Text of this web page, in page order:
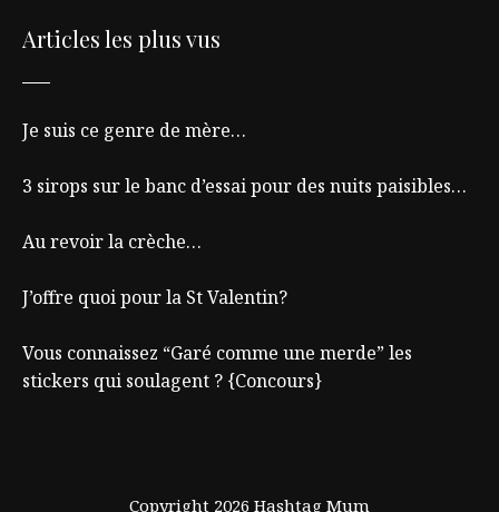
Articles les plus vus
Je suis ce genre de mère…
3 sirops sur le banc d’essai pour des nuits paisibles…
Au revoir la crèche…
J’offre quoi pour la St Valentin?
Vous connaissez “Garé comme une merde” les
stickers qui soulagent ? {Concours}
Copyright 2026 Hashtag Mum